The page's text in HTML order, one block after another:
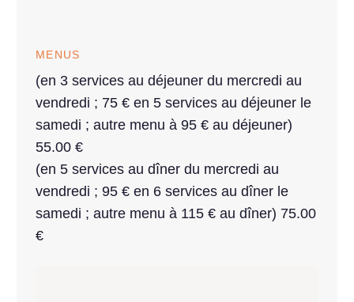
MENUS
(en 3 services au déjeuner du mercredi au
vendredi ; 75 € en 5 services au déjeuner le
samedi ; autre menu à 95 € au déjeuner)
55.00 €
(en 5 services au dîner du mercredi au
vendredi ; 95 € en 6 services au dîner le
samedi ; autre menu à 115 € au dîner) 75.00
€